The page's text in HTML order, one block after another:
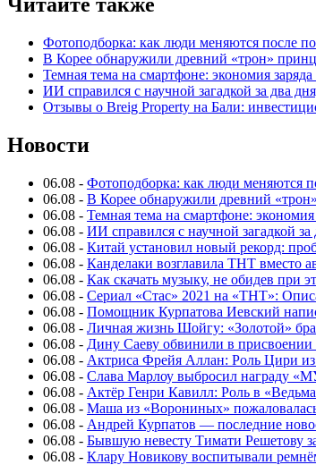
Читайте также
Фотоподборка: как люди меняются после
В Корее обнаружили древний «трон»
Темная тема на смартфоне: экономия
ИИ справился с научной загадкой за два
Отзывы о Breig Property на Бали:
Новости
06.08 - Фотоподборка: как люди меняются
06.08 - В Корее обнаружили древний
06.08 - Темная тема на смартфоне:
06.08 - ИИ справился с научной загадкой
06.08 - Китай установил новый рекорд:
06.08 - Канделаки возглавила ТНТ вместо
06.08 - Как скачать музыку, не обидев при
06.08 - Сериал «Стас» 2021 на «ТНТ»:
06.08 - Помощник Курпатова Иевский
06.08 - Личная жизнь Шойгу: «Золотой»
06.08 - Дину Саеву обвинили в присвоении
06.08 - Актриса Фрейя Аллан: Роль Цири
06.08 - Слава Марлоу выбросил награду
06.08 - Актёр Генри Кавилл: Роль в
06.08 - Маша из «Ворониных»
06.08 - Андрей Курпатов — последние
06.08 - Бывшую невесту Тимати Решетову
06.08 - Клару Новикову воспитывали